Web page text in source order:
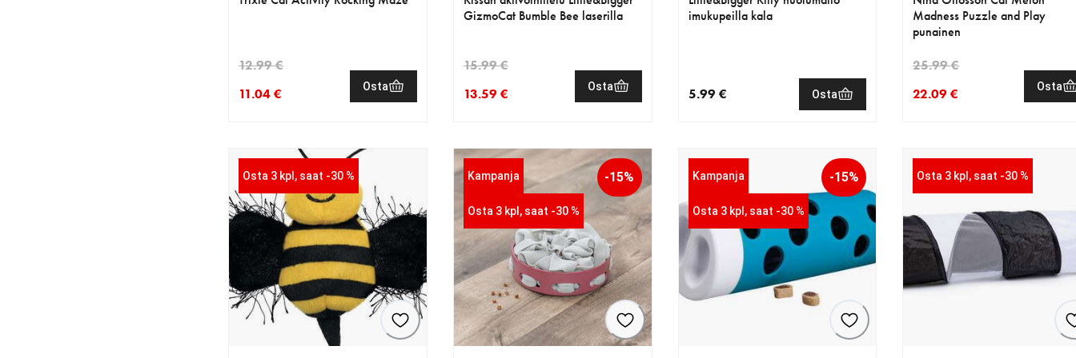
11.04 €
12.99 €
Osta
GizmoCat Bumble Bee laserilla
13.59 €
15.99 €
Osta
imukupeilla kala
5.99 € Osta
Madness Puzzle and Play
punainen
22.09 €
25.99 €
Osta
Osta 3 kpl, saat -30 % Kampanja
Osta 3 kpl, saat -30 %
-15% Kampanja
Osta 3 kpl, saat -30 %
-15% Osta 3 kpl, saat -30 %